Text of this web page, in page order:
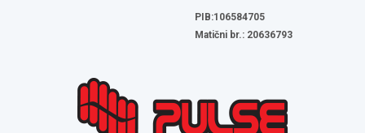
PIB:106584705
Matični br.: 20636793